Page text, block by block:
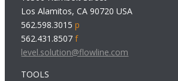
Los Alamitos, CA 90720 USA
562.598.3015p
562.431.8507f
level.solution@flowline.com
TOOLS